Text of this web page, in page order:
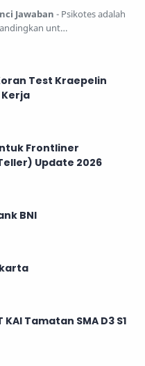
Jawaban - Psikotes adalah
unt…
Test Kraepelin
Frontliner
Update 2026
BNI
Tamatan SMA D3 S1